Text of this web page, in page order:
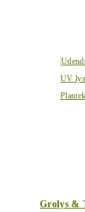
UV
Grolys &